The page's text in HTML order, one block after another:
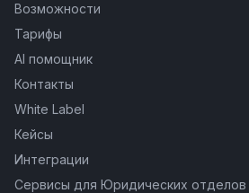
Возможности
Тарифы
AI помощник
Контакты
White Label
Кейсы
Интеграции
Сервисы для Юридических отделов